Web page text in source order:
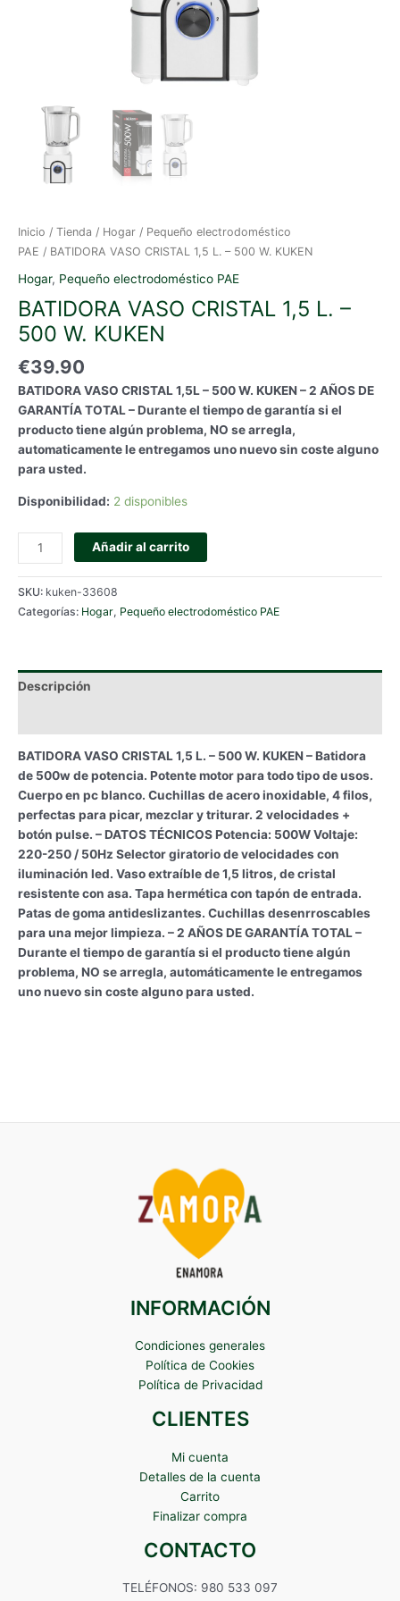
Inicio / Tienda / Hogar / Pequeño electrodoméstico
PAE / BATIDORA VASO CRISTAL 1,5 L. – 500 W. KUKEN
Hogar, Pequeño electrodoméstico PAE
BATIDORA VASO CRISTAL 1,5 L. –
500 W. KUKEN
€39.90
BATIDORA VASO CRISTAL 1,5L – 500 W. KUKEN – 2 AÑOS DE
GARANTÍA TOTAL – Durante el tiempo de garantía si el
producto tiene algún problema, NO se arregla,
automaticamente le entregamos uno nuevo sin coste alguno
para usted.
Disponibilidad: 2 disponibles
BATIDORA
VASO
CRISTAL
1,5
L.
W.
Añadir al carrito
SKU: kuken-33608
Categorías: Hogar, Pequeño electrodoméstico PAE
Descripción
BATIDORA VASO CRISTAL 1,5 L. – 500 W. KUKEN – Batidora
de 500w de potencia. Potente motor para todo tipo de usos.
Cuerpo en pc blanco. Cuchillas de acero inoxidable, 4 filos,
perfectas para picar, mezclar y triturar. 2 velocidades +
botón pulse. – DATOS TÉCNICOS Potencia: 500W Voltaje:
220-250 / 50Hz Selector giratorio de velocidades con
iluminación led. Vaso extraíble de 1,5 litros, de cristal
resistente con asa. Tapa hermética con tapón de entrada.
Patas de goma antideslizantes. Cuchillas desenrroscables
para una mejor limpieza. – 2 AÑOS DE GARANTÍA TOTAL –
Durante el tiempo de garantía si el producto tiene algún
problema, NO se arregla, automáticamente le entregamos
uno nuevo sin coste alguno para usted.
INFORMACIÓN
Condiciones generales
Política de Cookies
Política de Privacidad
CLIENTES
Mi cuenta
Detalles de la cuenta
Carrito
Finalizar compra
CONTACTO
TELÉFONOS: 980 533 097